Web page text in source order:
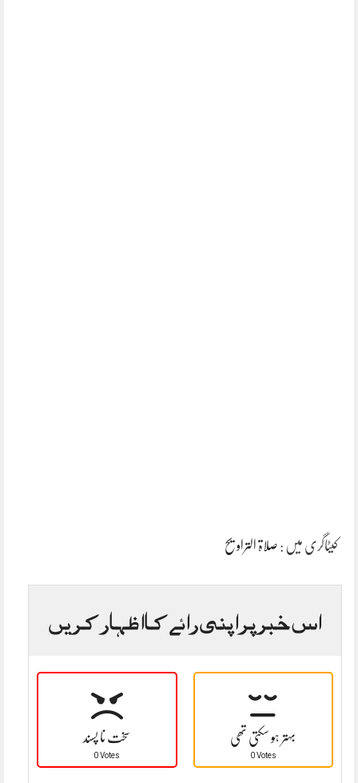
کیٹاگری میں : صلاۃ التراویح
اس خبر پر اپنی رائے کا اظہار کریں
سخت نا پسند
0 Votes
بہتر ہو سکتی تھی
0 Votes